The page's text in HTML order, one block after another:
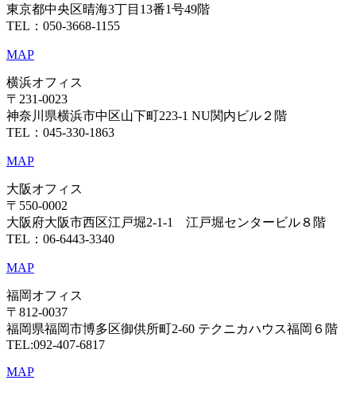
東京都中央区晴海3丁目13番1号49階
TEL：050-3668-1155
MAP
横浜オフィス
〒231-0023
神奈川県横浜市中区山下町223-1 NU関内ビル２階
TEL：045-330-1863
MAP
大阪オフィス
〒550-0002
大阪府大阪市西区江戸堀2-1-1 江戸堀センタービル８階
TEL：06-6443-3340
MAP
福岡オフィス
〒812-0037
福岡県福岡市博多区御供所町2-60 テクニカハウス福岡６階
TEL:092-407-6817
MAP